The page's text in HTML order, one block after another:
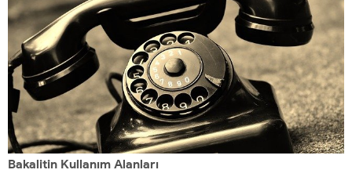
Bakalitin Kullanım Alanları